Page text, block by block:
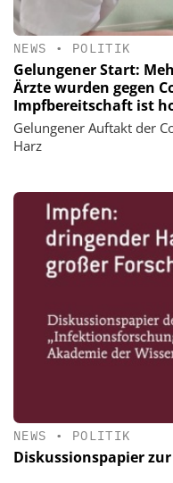
NEWS • POLITIK
Gelungener Start:
Ärzte wurden gegen
Impfbereitschaft ist
Gelungener Auftakt der
Harz
NEWS • POLITIK
Diskussionspapier